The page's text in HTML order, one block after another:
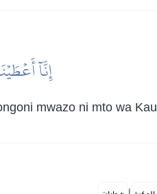
إِنَّآ
mwazo ni mto wa